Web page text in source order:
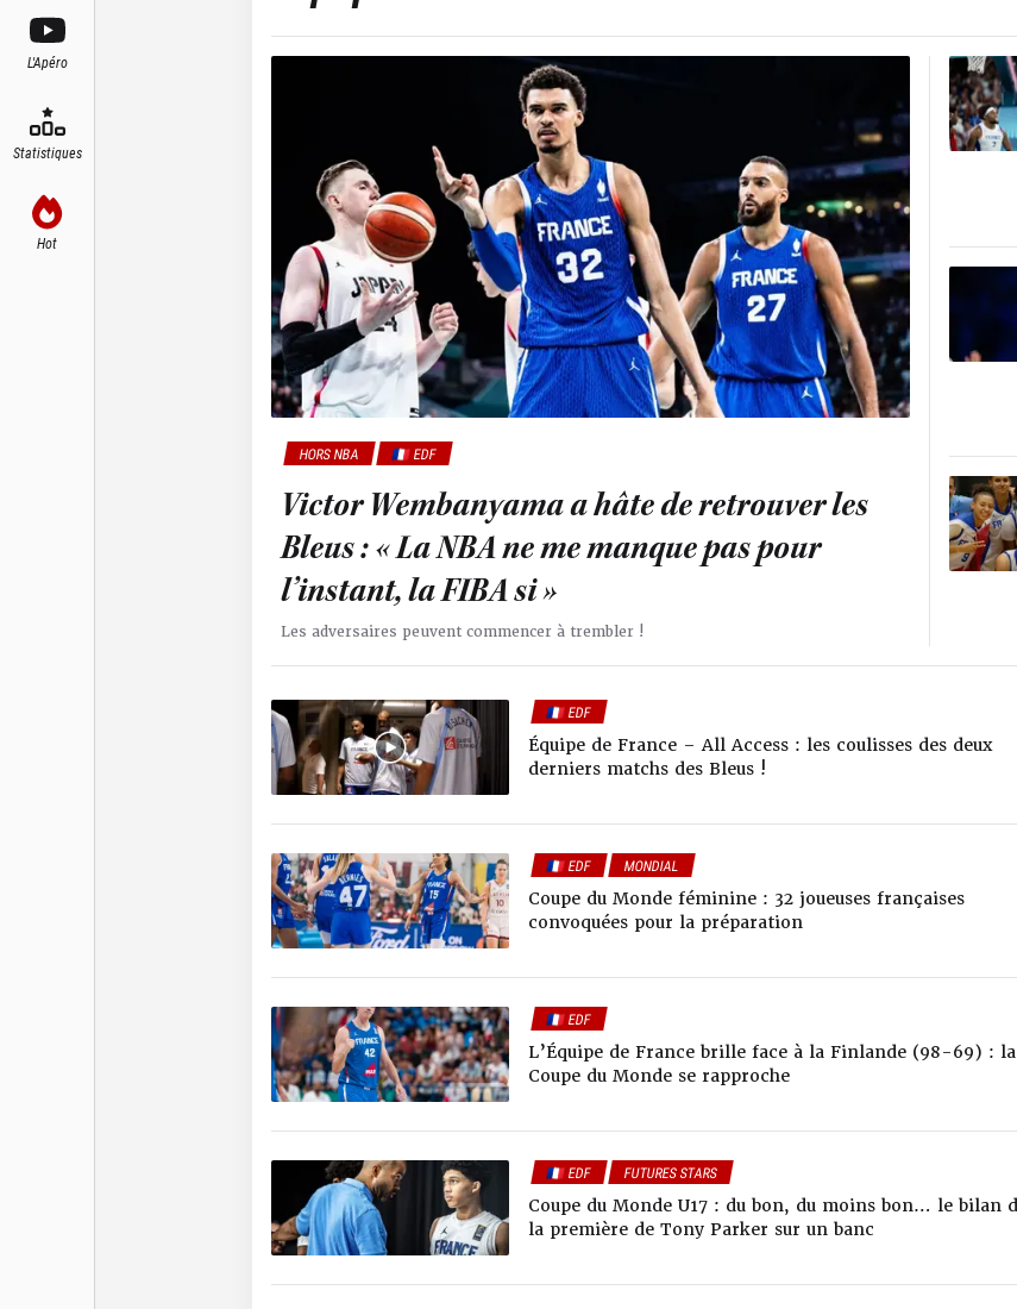
L'Apéro
Statistiques
Hot
HORS NBA 🇫🇷 EDF
Victor Wembanyama a hâte de retrouver les
Bleus : « La NBA ne me manque pas pour
l’instant, la FIBA si »
Les adversaires peuvent commencer à trembler !
🇫🇷 EDF
Équipe de France – All Access : les coulisses des deux
derniers matchs des Bleus !
🇫🇷 EDF MONDIAL
Coupe du Monde féminine : 32 joueuses françaises
convoquées pour la préparation
🇫🇷 EDF
L’Équipe de France brille face à la Finlande (98-69) : la
Coupe du Monde se rapproche
🇫🇷 EDF FUTURES STARS
Coupe du Monde U17 : du bon, du moins bon… le bilan de
la première de Tony Parker sur un banc